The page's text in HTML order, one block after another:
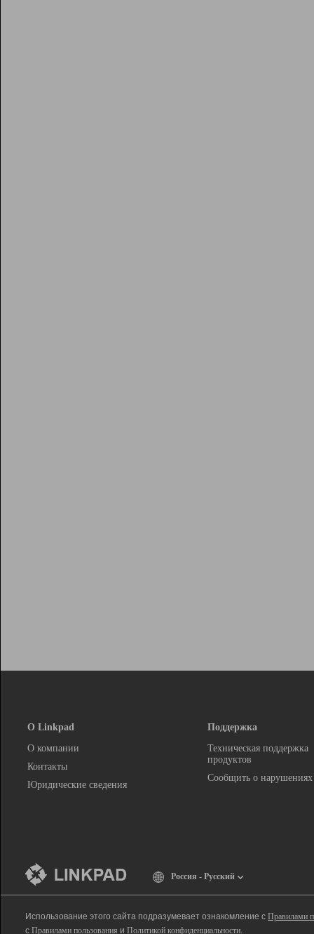
О Linkpad
О компании
Контакты
Юридические сведения
Поддержка
Техническая поддержка
продуктов
Сообщить о нарушениях
Россия - Русский
Использование этого сайта подразумевает ознакомление с Правилами
с Правилами пользования и Политикой конфиденциальности.